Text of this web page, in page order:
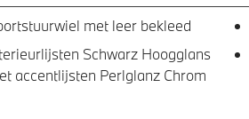
met leer bekleed
Schwarz Hoogglans
accentlijsten Perlglanz Chrom